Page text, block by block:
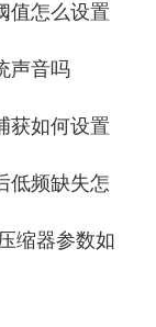
值怎么设置
声音吗
获如何设置
低频缺失怎
缩器参数如